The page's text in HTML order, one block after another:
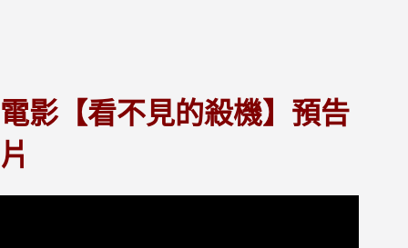
電影【看不見的殺機】預告
片